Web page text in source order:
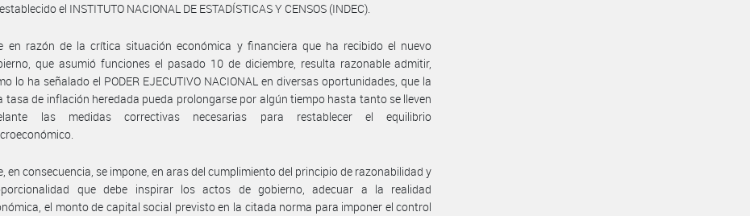
el INSTITUTO NACIONAL DE ESTADÍSTICAS Y CENSOS (INDEC).
en razón de la crítica situación económica y financiera que ha recibido el nuevo
que asumió funciones el pasado 10 de diciembre, resulta razonable admitir,
lo ha señalado el PODER EJECUTIVO NACIONAL en diversas oportunidades, que la
tasa de inflación heredada pueda prolongarse por algún tiempo hasta tanto se lleven
las medidas correctivas necesarias para restablecer el equilibrio
en consecuencia, se impone, en aras del cumplimiento del principio de razonabilidad y
que debe inspirar los actos de gobierno, adecuar a la realidad
el monto de capital social previsto en la citada norma para imponer el control